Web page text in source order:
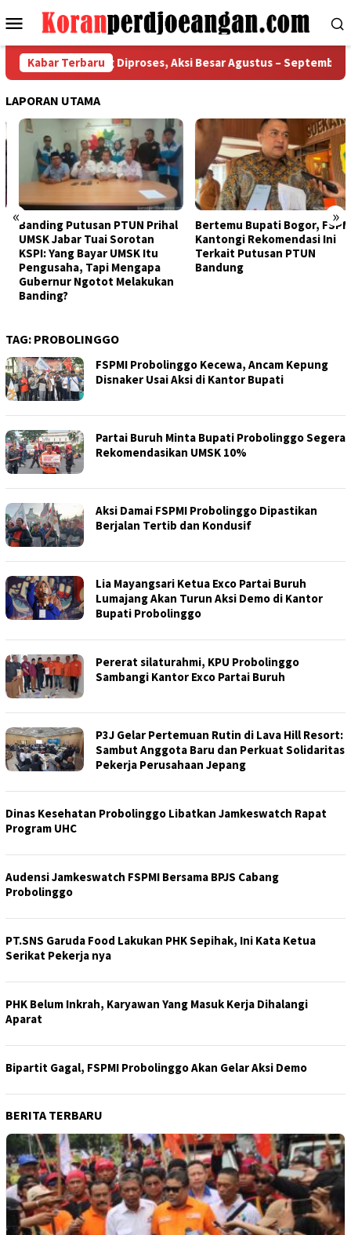
ke
Menu
Mobile
Kabar Terbaru
Sedang Diproses, Aksi Besar Agustus – September 2026
LAPORAN UTAMA
« »
Banding Putusan PTUN Prihal
UMSK Jabar Tuai Sorotan
KSPI: Yang Bayar UMSK Itu
Pengusaha, Tapi Mengapa
Gubernur Ngotot Melakukan
Banding?
Bertemu Bupati Bogor, FSPMI
Kantongi Rekomendasi Ini
Terkait Putusan PTUN
Bandung
TAG: PROBOLINGGO
FSPMI Probolinggo Kecewa, Ancam Kepung
Disnaker Usai Aksi di Kantor Bupati
Partai Buruh Minta Bupati Probolinggo Segera
Rekomendasikan UMSK 10%
Aksi Damai FSPMI Probolinggo Dipastikan
Berjalan Tertib dan Kondusif
Lia Mayangsari Ketua Exco Partai Buruh
Lumajang Akan Turun Aksi Demo di Kantor
Bupati Probolinggo
Pererat silaturahmi, KPU Probolinggo
Sambangi Kantor Exco Partai Buruh
P3J Gelar Pertemuan Rutin di Lava Hill Resort:
Sambut Anggota Baru dan Perkuat Solidaritas
Pekerja Perusahaan Jepang
Dinas Kesehatan Probolinggo Libatkan Jamkeswatch Rapat
Program UHC
Audensi Jamkeswatch FSPMI Bersama BPJS Cabang
Probolinggo
PT.SNS Garuda Food Lakukan PHK Sepihak, Ini Kata Ketua
Serikat Pekerja nya
PHK Belum Inkrah, Karyawan Yang Masuk Kerja Dihalangi
Aparat
Bipartit Gagal, FSPMI Probolinggo Akan Gelar Aksi Demo
BERITA TERBARU